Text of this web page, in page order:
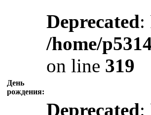
День
рождения:
Deprecated:
/home/
on line 319
Deprecated: